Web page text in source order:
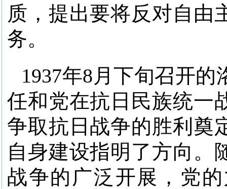
质，提出要将反对自由
务。
1937年8月下旬召开
任和党在抗日民族统一
争取抗日战争的胜利奠
自身建设指明了方向。
战争的广泛开展，党